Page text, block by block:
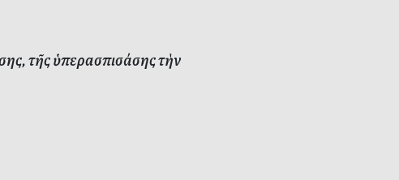
τῆς ὑπερασπισάσης τὴν